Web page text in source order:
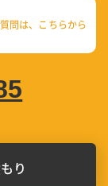
問は、 こちらから
り